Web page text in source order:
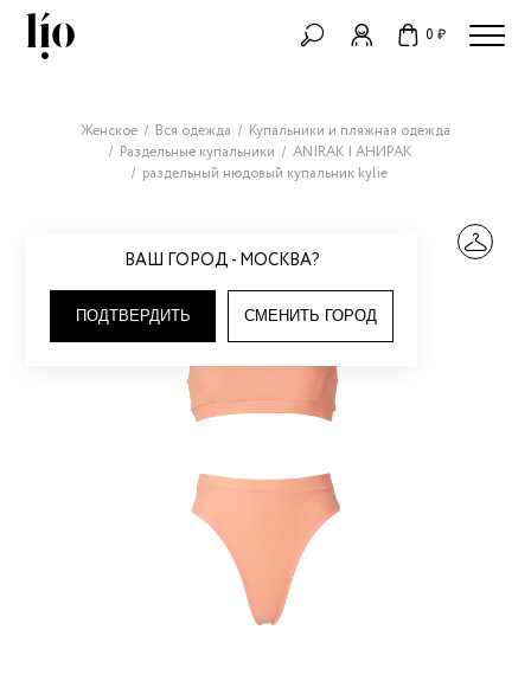
0 ₽
ВАШ ГОРОД - МОСКВА?
ПОДТВЕРДИТЬ СМЕНИТЬ ГОРОД
Женское Вся одежда
Купальники и пляжная одежда
Раздельные купальники
ANIRAK | АНИРАК
раздельный нюдовый купальник kylie